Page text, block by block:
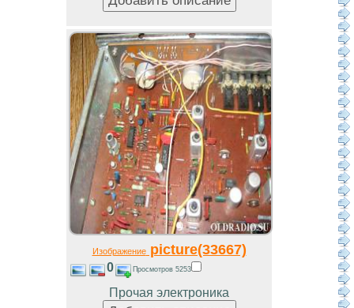
Изображениеpicture(33667)
0 Просмотров 5253
Прочая электроника